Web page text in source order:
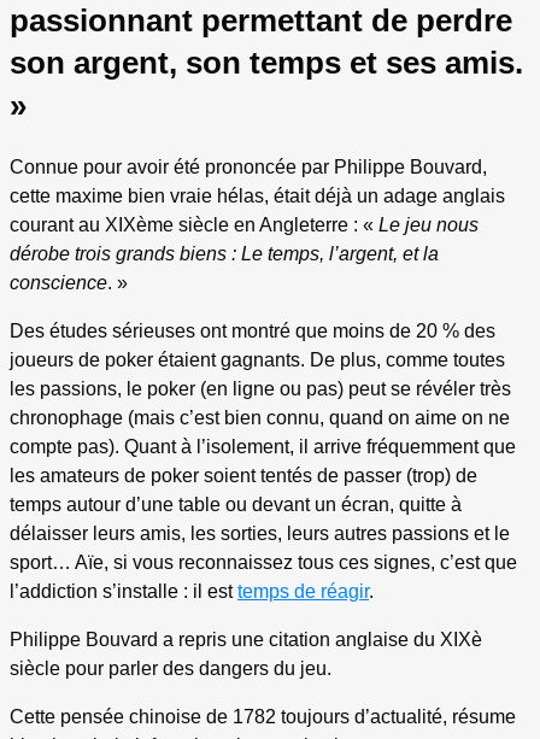
passionnant permettant de perdre
son argent, son temps et ses amis.
»
Connue pour avoir été prononcée par Philippe Bouvard,
cette maxime bien vraie hélas, était déjà un adage anglais
courant au XIXème siècle en Angleterre : « Le jeu nous
dérobe trois grands biens : Le temps, l’argent, et la
conscience. »
Des études sérieuses ont montré que moins de 20 % des
joueurs de poker étaient gagnants. De plus, comme toutes
les passions, le poker (en ligne ou pas) peut se révéler très
chronophage (mais c’est bien connu, quand on aime on ne
compte pas). Quant à l’isolement, il arrive fréquemment que
les amateurs de poker soient tentés de passer (trop) de
temps autour d’une table ou devant un écran, quitte à
délaisser leurs amis, les sorties, leurs autres passions et le
sport… Aïe, si vous reconnaissez tous ces signes, c’est que
l’addiction s’installe : il esttemps de réagir.
Philippe Bouvard a repris une citation anglaise du XIXè
siècle pour parler des dangers du jeu.
Cette pensée chinoise de 1782 toujours d’actualité, résume